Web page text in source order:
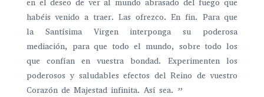
en el deseo de ver al mundo abrasado del fuego que
habéis venido a traer. Las ofrezco. En fin. Para que
la Santísima Virgen interponga su poderosa
mediación, para que todo el mundo, sobre todo los
que confían en vuestra bondad. Experimenten los
poderosos y saludables efectos del Reino de vuestro
Corazón de Majestad infinita. Así sea. ”